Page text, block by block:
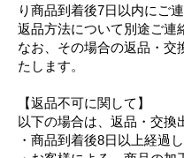
り商品到着後7日以内にご連
返品方法について別途ご連
なお、その場合の返品・交
たします。
【返品不可に関して】
以下の場合は、返品・交換
・商品到着後8日以上経過し